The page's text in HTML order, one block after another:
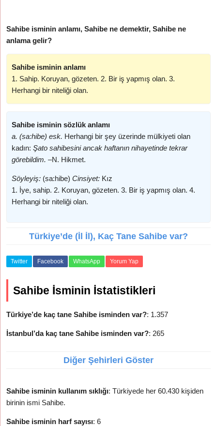
Sahibe isminin anlamı, Sahibe ne demektir, Sahibe ne
anlama gelir?
Sahibe isminin anlamı
1. Sahip. Koruyan, gözeten. 2. Bir iş yapmış olan. 3.
Herhangi bir niteliği olan.
Sahibe isminin sözlük anlamı
a. (sa:hibe) esk. Herhangi bir şey üzerinde mülkiyeti olan
kadın: Şato sahibesini ancak haftanın nihayetinde tekrar
görebildim. –N. Hikmet.
Söyleyiş: (sa:hibe)Cinsiyet: Kız
1. İye, sahip. 2. Koruyan, gözeten. 3. Bir iş yapmış olan. 4.
Herhangi bir niteliği olan.
Türkiye’de (İl İl), Kaç Tane Sahibe var?
Twitter Facebook WhatsApp Yorum Yap
Sahibe İsminin İstatistikleri
Türkiye’de kaç tane Sahibe isminden var?: 1.357
İstanbul’da kaç tane Sahibe isminden var?: 265
Diğer Şehirleri Göster
Sahibe isminin kullanım sıklığı: Türkiyede her 60.430 kişiden
birinin ismi Sahibe.
Sahibe isminin harf sayısı: 6